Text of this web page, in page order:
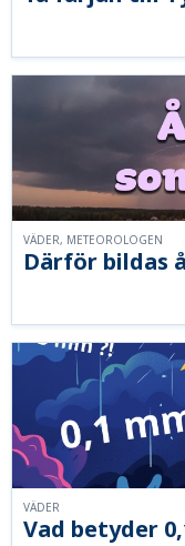
Därför bildas
VÄDER, METEOROLOGEN
Vad betyder
VÄDER